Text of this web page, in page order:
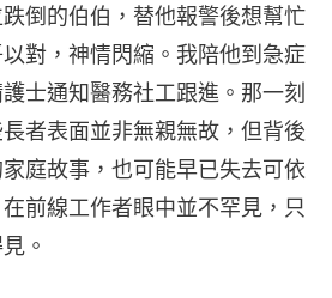
倒的伯伯，替他報警後想幫忙
對，神情閃縮。我陪他到急症
士通知醫務社工跟進。那一刻
者表面並非無親無故，但背後
庭故事，也可能早已失去可依
前線工作者眼中並不罕見，只
。